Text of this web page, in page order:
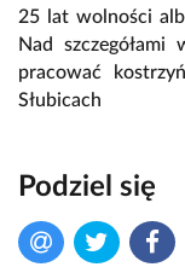
25 lat wolności
Nad
pracować
Słubicach
Podziel się